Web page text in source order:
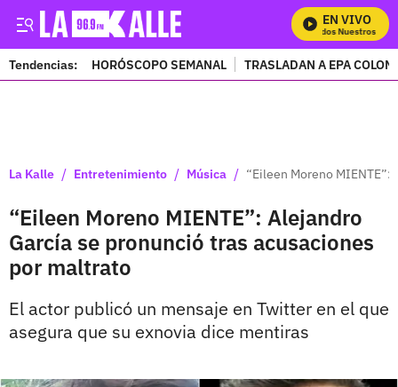
EN VIVO
Mira Todos Nuestros
Tendencias: HORÓSCOPO SEMANAL TRASLADAN A EPA
La Kalle / Entretenimiento / Música / “Eileen Moreno
“Eileen Moreno MIENTE”: Alejandro
García se pronunció tras acusaciones
por maltrato
El actor publicó un mensaje en Twitter en el que
asegura que su exnovia dice mentiras